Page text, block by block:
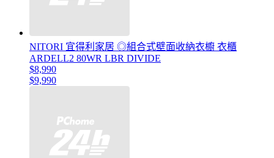
NITORI 宜得利家居 ◎組合式壁面收納衣櫥 衣櫃
ARDELL2 80WR LBR DIVIDE
$8,990
$9,990